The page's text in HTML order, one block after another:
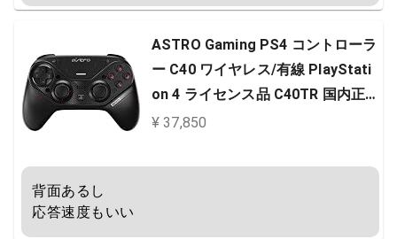
ASTRO Gaming PS4 コントローラ
ー C40 ワイヤレス/有線 PlayStati
on 4 ライセンス品 C40TR 国内正
規品
¥ 37,850
背面あるし
応答速度もいい